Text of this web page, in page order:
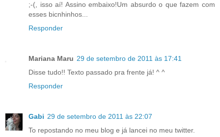
;-(, isso aí! Assino embaixo!Um absurdo o que fazem com
esses bicnhinhos...
Responder
Mariana Maru 29 de setembro de 2011 às 17:41
Disse tudo!! Texto passado pra frente já! ^ ^
Responder
Gabi 29 de setembro de 2011 às 22:07
To repostando no meu blog e já lancei no meu twitter.